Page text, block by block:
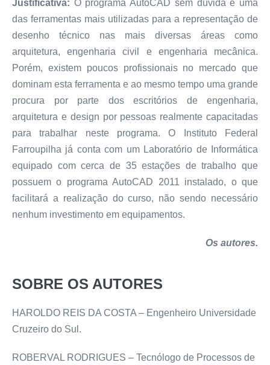
Justificativa: O programa AutoCAD sem dúvida é uma
das ferramentas mais utilizadas para a representação de
desenho técnico nas mais diversas áreas como
arquitetura, engenharia civil e engenharia mecânica.
Porém, existem poucos profissionais no mercado que
dominam esta ferramenta e ao mesmo tempo uma grande
procura por parte dos escritórios de engenharia,
arquitetura e design por pessoas realmente capacitadas
para trabalhar neste programa. O Instituto Federal
Farroupilha já conta com um Laboratório de Informática
equipado com cerca de 35 estações de trabalho que
possuem o programa AutoCAD 2011 instalado, o que
facilitará a realização do curso, não sendo necessário
nenhum investimento em equipamentos.
Os autores.
SOBRE OS AUTORES
HAROLDO REIS DA COSTA – Engenheiro Universidade
Cruzeiro do Sul.
ROBERVAL RODRIGUES – Tecnólogo de Processos de